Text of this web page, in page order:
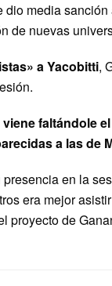
dio media
de nuevas
a Yacobitti,
faltándole
a las de
en la
era mejor
proyecto de